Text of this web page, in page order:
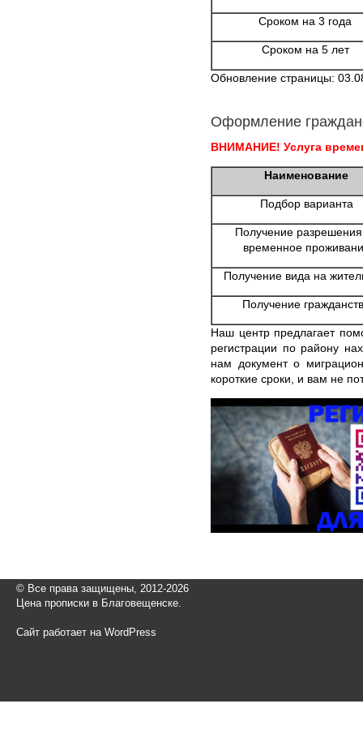
Сроком на 3 года
Сроком на 5 лет
Обновление страницы:
Оформление
ВНИМАНИЕ! Услуга
Наименование
Подбор варианта
Получение
временное
Получение вида на
Получение
Наш центр предлагает
регистрации по району
нам документ о
короткие сроки, и вам не
© Все права защищены, 2012-2026
Цена прописки в Благовещенске.
Сайт работает на WordPress